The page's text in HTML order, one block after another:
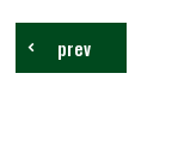
prev